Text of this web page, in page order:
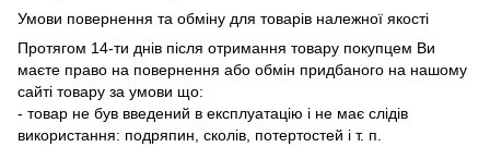
Умови повернення та обміну для товарів належної якості
Протягом 14-ти днів після отримання товару покупцем Ви
маєте право на повернення або обмін придбаного на нашому
сайті товару за умови що:
- товар не був введений в експлуатацію і не має слідів
використання: подряпин, сколів, потертостей і т. п.